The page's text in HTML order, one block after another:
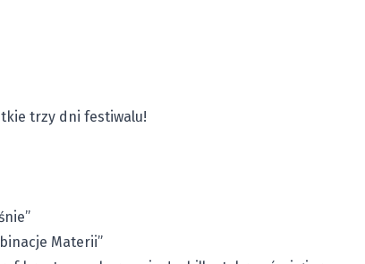
trzy dni festiwalu!
Materii”